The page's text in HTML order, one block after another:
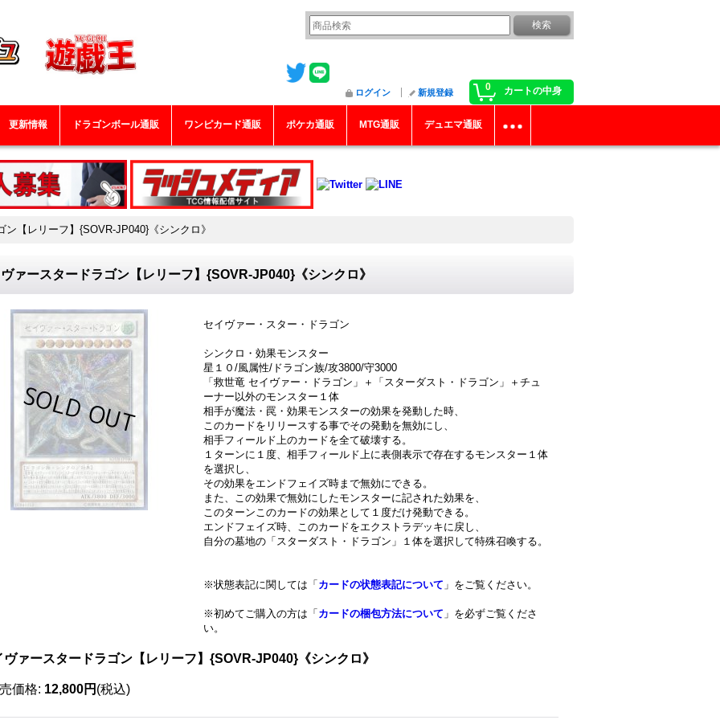
0 カートの中身
ログイン 新規登録
更新情報 ドラゴンボール通販 ワンピカード通販 ポケカ通販 MTG通販 デュエマ通販
【レリーフ】{SOVR-JP040}《シンクロ》
ァースタードラゴン【レリーフ】{SOVR-JP040}《シンクロ》
セイヴァー・スター・ドラゴン
シンクロ・効果モンスター
星１０/風属性/ドラゴン族/攻3800/守3000
「救世竜 セイヴァー・ドラゴン」＋「スターダスト・ドラゴン」＋チュ
ーナー以外のモンスター１体
相手が魔法・罠・効果モンスターの効果を発動した時、
このカードをリリースする事でその発動を無効にし、
相手フィールド上のカードを全て破壊する。
１ターンに１度、相手フィールド上に表側表示で存在するモンスター１体
を選択し、
その効果をエンドフェイズ時まで無効にできる。
また、この効果で無効にしたモンスターに記された効果を、
このターンこのカードの効果として１度だけ発動できる。
エンドフェイズ時、このカードをエクストラデッキに戻し、
自分の墓地の「スターダスト・ドラゴン」１体を選択して特殊召喚する。
※状態表記に関しては「 カードの状態表記について 」をご覧ください。
※初めてご購入の方は「 カードの梱包方法について 」を必ずご覧くださ
い。
ヴァースタードラゴン【レリーフ】{SOVR-JP040}《シンクロ》
価格: 12,800円 (税込)